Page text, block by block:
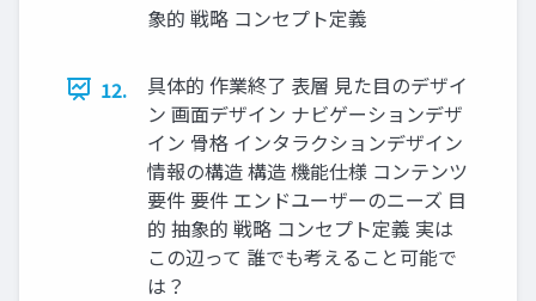
象的 戦略 コンセプト定義
12.
具体的 作業終了 表層 見た目のデザイ
ン 画面デザイン ナビゲーションデザ
イン 骨格 インタラクションデザイン
情報の構造 構造 機能仕様 コンテンツ
要件 要件 エンドユーザーのニーズ 目
的 抽象的 戦略 コンセプト定義 実は
この辺って 誰でも考えること可能で
は？